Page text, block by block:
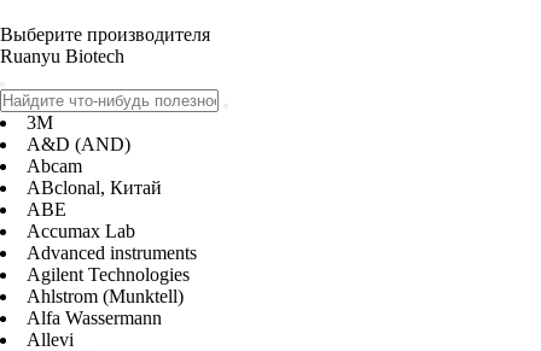
Выберите производителя
Ruanyu Biotech
3M
A&D (AND)
Abcam
ABclonal, Китай
ABE
Accumax Lab
Advanced instruments
Agilent Technologies
Ahlstrom (Munktell)
Alfa Wassermann
Allevi